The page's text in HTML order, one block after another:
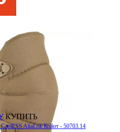
КУПИТЬ
AltaLok Койот - 50703.14